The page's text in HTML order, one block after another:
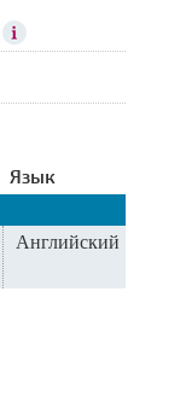
Язык
Английский